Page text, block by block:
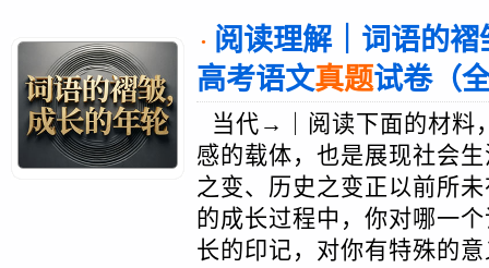
· 阅读理解｜词语的
高考语文真题试卷（
当代→｜阅读下面的材料
感的载体，也是展现社会
之变、历史之变正以前所
的成长过程中，你对哪一
长的印记，对你有特殊的